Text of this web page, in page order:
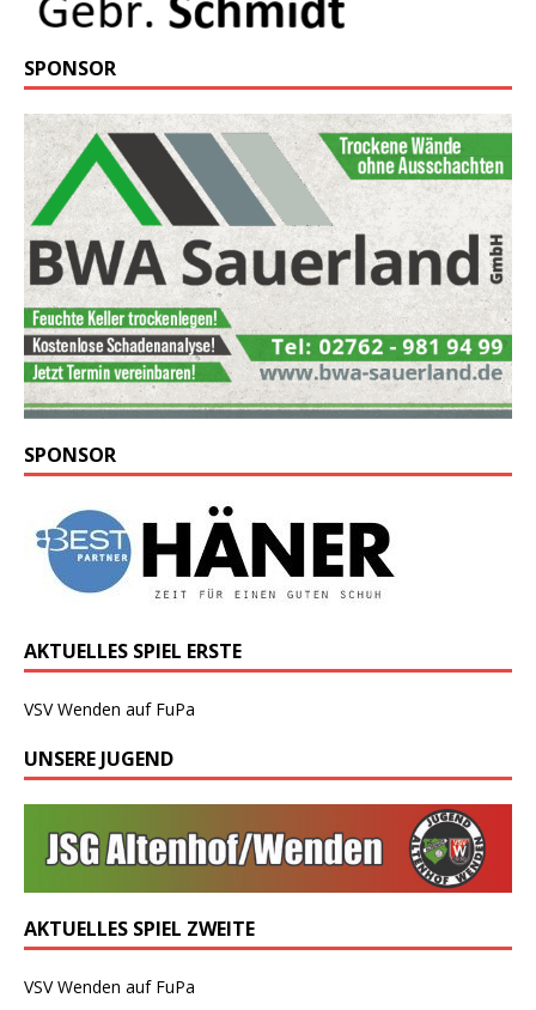
SPONSOR
SPONSOR
AKTUELLES SPIEL ERSTE
VSV Wenden auf FuPa
UNSERE JUGEND
AKTUELLES SPIEL ZWEITE
VSV Wenden auf FuPa